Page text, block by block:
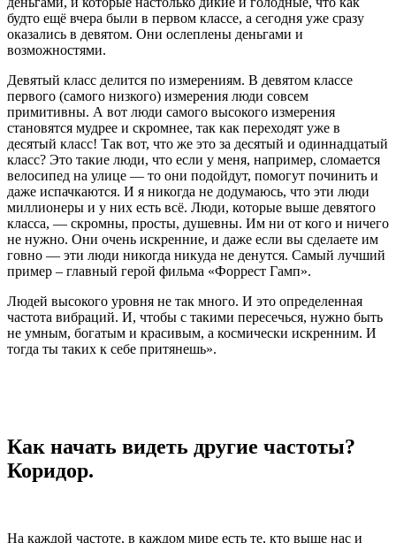
будто ещё вчера были в первом классе, а сегодня уже сразу
оказались в девятом. Они ослеплены деньгами и
возможностями.
Девятый класс делится по измерениям. В девятом классе
первого (самого низкого) измерения люди совсем
примитивны. А вот люди самого высокого измерения
становятся мудрее и скромнее, так как переходят уже в
десятый класс! Так вот, что же это за десятый и одиннадцатый
класс? Это такие люди, что если у меня, например, сломается
велосипед на улице — то они подойдут, помогут починить и
даже испачкаются. И я никогда не додумаюсь, что эти люди
миллионеры и у них есть всё. Люди, которые выше девятого
класса, — скромны, просты, душевны. Им ни от кого и ничего
не нужно. Они очень искренние, и даже если вы сделаете им
говно — эти люди никогда никуда не денутся. Самый лучший
пример – главный герой фильма «Форрест Гамп».
Людей высокого уровня не так много. И это определенная
частота вибраций. И, чтобы с такими пересечься, нужно быть
не умным, богатым и красивым, а космически искренним. И
тогда ты таких к себе притянешь».
Как начать видеть другие частоты?
Коридор.
На каждой частоте, в каждом мире есть те, кто выше нас и